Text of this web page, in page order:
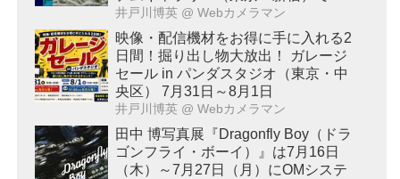
催！
井戸川博英 @ Webカメラマン
映像・配信機材をお得に手に入れる2
日間！掘り出し物大放出！ ガレージ
セール in パンダスタジオ（東京・中
央区） 7月31日～8月1日
井戸川博英 @ Webカメラマン
田中 博写真展『Dragonfly Boy（ドラ
ゴンフライ・ボーイ）』は7月16日
（木）～7月27日（月）にOMシステ